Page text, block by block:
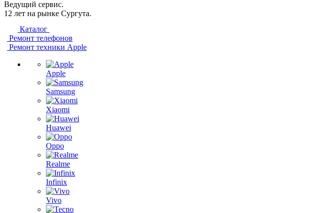
Ведущий сервис.
12 лет на рынке Сургута.
Каталог
Ремонт телефонов
Ремонт техники Apple
Apple
Samsung
Xiaomi
Huawei
Oppo
Realme
Infinix
Vivo